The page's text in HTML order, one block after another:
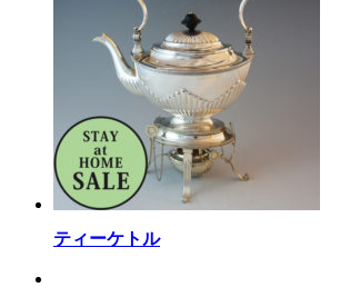
ティーケトル